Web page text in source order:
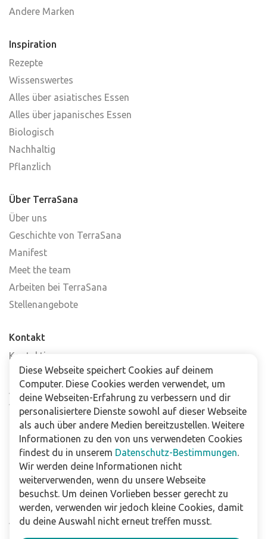
Andere Marken
Inspiration
Rezepte
Wissenswertes
Alles über asiatisches Essen
Alles über japanisches Essen
Biologisch
Nachhaltig
Pflanzlich
Über TerraSana
Über uns
Geschichte von TerraSana
Manifest
Meet the team
Arbeiten bei TerraSana
Stellenangebote
Kontakt
Kontaktiere uns
Häufig gestellte Fragen
Abonniere unseren Newsletter
Verkaufsstellen
Für Unternehmen
Downloads
Impressum
Datenschutzbestimmungen
Allgemeine Verkaufs- und Lieferbedingungen
Diese Webseite speichert Cookies auf deinem
Computer. Diese Cookies werden verwendet, um
deine Webseiten-Erfahrung zu verbessern und dir
personalisiertere Dienste sowohl auf dieser Webseite
als auch über andere Medien bereitzustellen. Weitere
Informationen zu den von uns verwendeten Cookies
findest du in unserem Datenschutz-Bestimmungen.
Wir werden deine Informationen nicht
weiterverwenden, wenn du unsere Webseite
besuchst. Um deinen Vorlieben besser gerecht zu
werden, verwenden wir jedoch kleine Cookies, damit
du deine Auswahl nicht erneut treffen musst.